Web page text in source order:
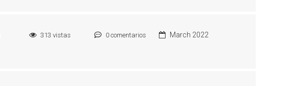
313 vistas 0comentarios March 2022